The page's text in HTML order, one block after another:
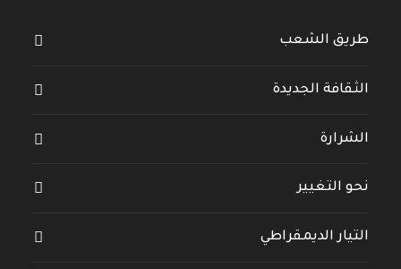
طريق الشعب
الثقافة الجديدة
الشرارة
نحو التغيير
التيار الديمقراطي